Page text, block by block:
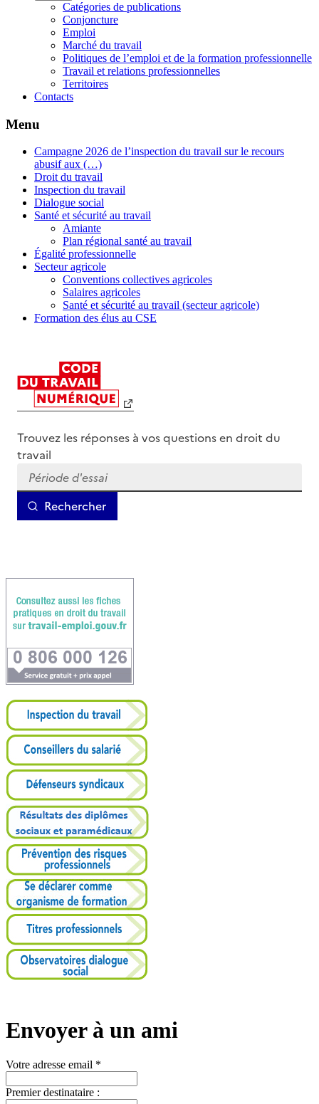
Catégories de publications
Conjoncture
Emploi
Marché du travail
Politiques de l’emploi et de la formation professionnelle
Travail et relations professionnelles
Territoires
Contacts
Menu
Campagne 2026 de l’inspection du travail sur le recours
abusif aux (…)
Droit du travail
Inspection du travail
Dialogue social
Santé et sécurité au travail
Amiante
Plan régional santé au travail
Égalité professionnelle
Secteur agricole
Conventions collectives agricoles
Salaires agricoles
Santé et sécurité au travail (secteur agricole)
Formation des élus au CSE
Envoyer à un ami
Votre adresse email *
Premier destinataire :